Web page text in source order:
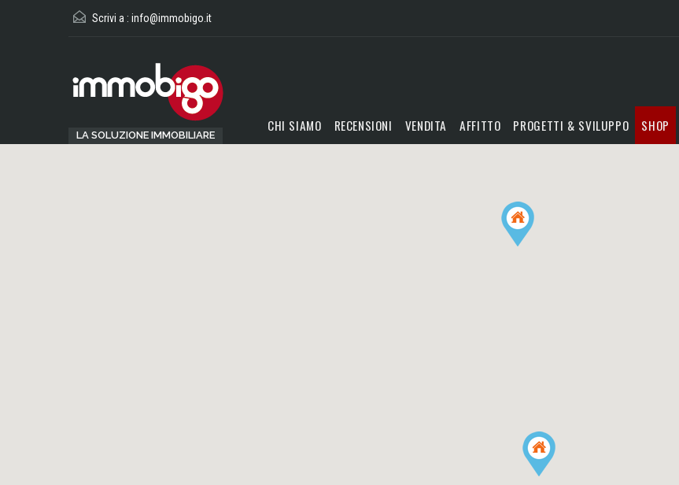
Scrivi a : info@immobigo.it
LA SOLUZIONE IMMOBILIARE
CHI SIAMO RECENSIONI VENDITA AFFITTO PROGETTI & SVILUPPO SHOP